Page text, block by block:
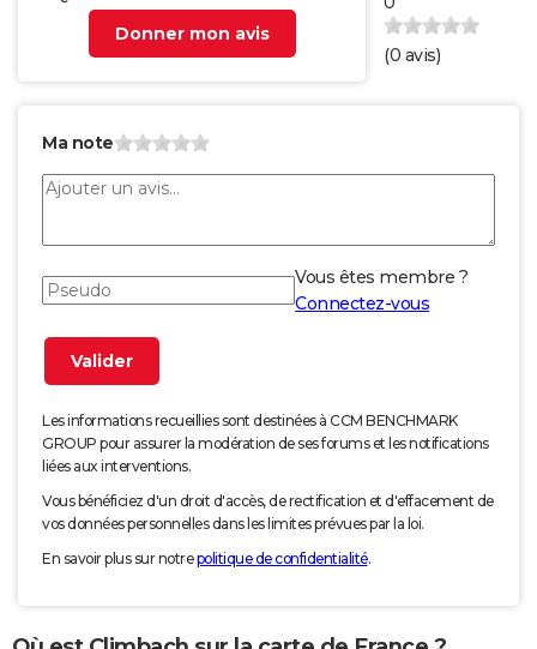
Donner mon avis
(0 avis)
Ma note
Vous êtes membre ?
Connectez-vous
Les informations recueillies sont destinées à CCM BENCHMARK
GROUP pour assurer la modération de ses forums et les notifications
liées aux interventions.
Vous bénéficiez d'un droit d'accès, de rectification et d'effacement de
vos données personnelles dans les limites prévues par la loi.
En savoir plus sur notrepolitique de confidentialité.